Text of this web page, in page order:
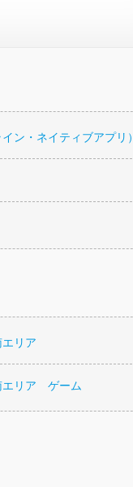
ン・ネイティブアプリ）
リア
エリア ゲーム